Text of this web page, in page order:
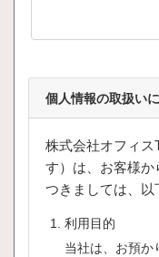
個人情報の取扱い
株式会社オフィス
す）は、お客様か
つきましては、以
利用目的
当社は、お預か